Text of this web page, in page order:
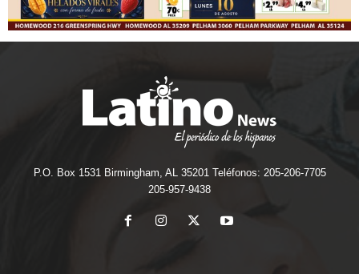
P.O. Box 1531 Birmingham, AL 35201 Teléfonos: 205-206-7705
205-957-9438